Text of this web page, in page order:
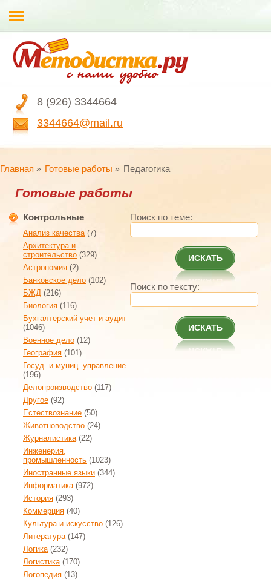
8 (926) 3344664
3344664@mail.ru
Главная Готовые работы Педагогика
Готовые работы
Контрольные
Анализ качества(7)
Архитектура и
строительство (329)
Астрономия (2)
Банковское дело (102)
БЖД (216)
Биология (116)
Бухгалтерский учет и аудит
(1046)
Военное дело (12)
География (101)
Госуд. и муниц. управление
(196)
Делопроизводство (117)
Другое (92)
Естествознание (50)
Животноводство (24)
Журналистика(22)
Инженерия,
промышленность (1023)
Иностранные языки (344)
Информатика(972)
История (293)
Коммерция (40)
Культура и искусство (126)
Литература(147)
Логика(232)
Логистика(170)
Логопедия (13)
Поиск по теме:
ИСКАТЬ
Поиск по тексту:
ИСКАТЬ